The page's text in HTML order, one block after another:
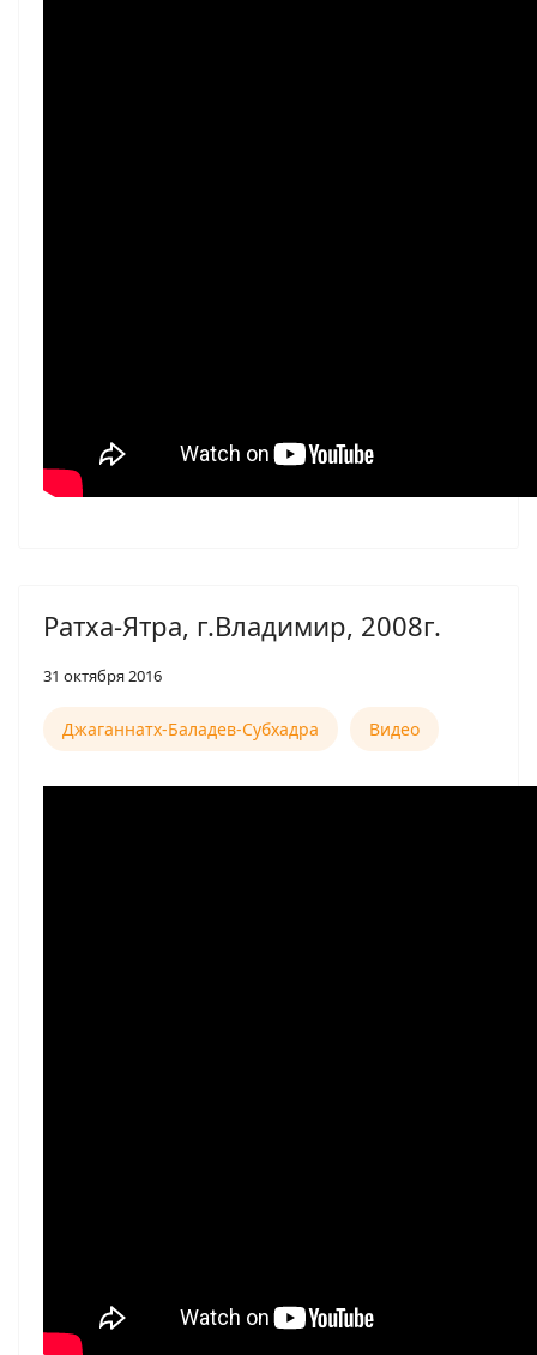
Ратха-Ятра, г.Владимир, 2008г.
31 октября 2016
Джаганнатх-Баладев-Субхадра Видео